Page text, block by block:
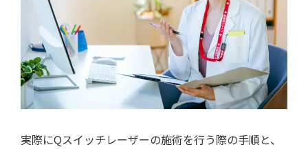
実際にQスイッチレーザーの施術を行う際の手順と、